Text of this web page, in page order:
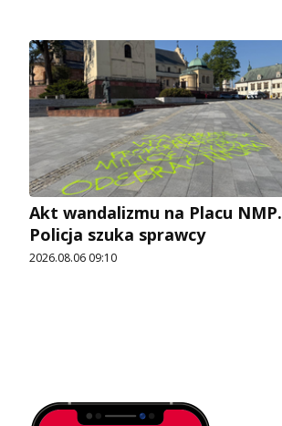
Akt wandalizmu na Placu NMP.
Policja szuka sprawcy
2026.08.06 09:10